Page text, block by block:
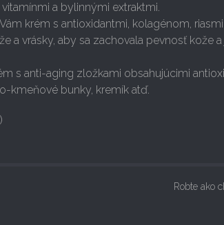
a bylinnými extraktmi.
krém s antioxidantmi, kolagénom,
a vrásky, aby sa zachovala pevnosť kože
anti-aging zložkami obsahujúcimi
kmeňové bunky, kremík atď.
Robte ako